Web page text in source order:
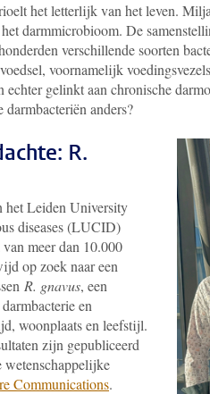
het letterlijk van het leven.
darmmicrobioom. De
verschillende soorten
voornamelijk
echter gelinkt aan chronische
darmbacteriën anders?
R.
het Leiden University
diseases (LUCID)
meer dan 10.000
op zoek naar een
R. gnavus, een
en
woonplaats en leefstijl.
zijn gepubliceerd
wetenschappelijke
Communications.